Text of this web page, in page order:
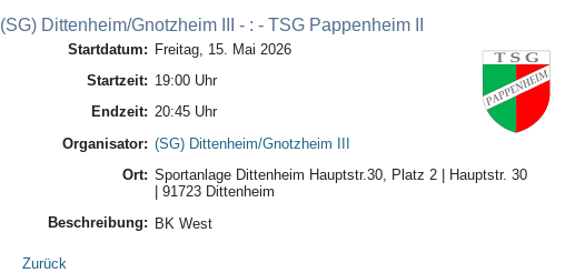
(SG) Dittenheim/Gnotzheim III - : - TSG Pappenheim II
Startdatum: Freitag, 15. Mai 2026
Startzeit: 19:00 Uhr
Endzeit: 20:45 Uhr
Organisator: (SG) Dittenheim/Gnotzheim III
Ort: Sportanlage Dittenheim Hauptstr.30, Platz 2 | Hauptstr. 30
| 91723 Dittenheim
Beschreibung: BK West
Zurück